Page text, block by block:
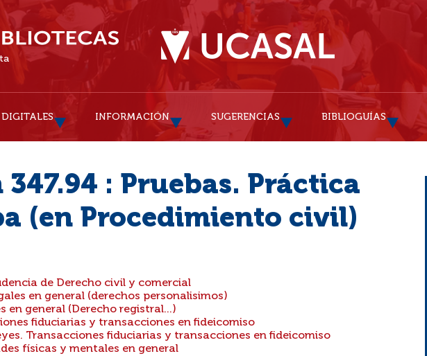
DIGITALES INFORMACIÓN SUGERENCIAS BIBLIOGUÍAS
: Pruebas. Práctica
(en Procedimiento civil)
de Derecho civil y comercial
en general (derechos personalisimos)
en general (Derecho registral...)
fiduciarias y transacciones en fideicomiso
Transacciones fiduciarias y transacciones en fideicomiso
físicas y mentales en general